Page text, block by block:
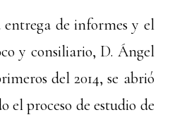
de informes y el
y consiliario, D. Ángel
del 2014, se abrió
el proceso de estudio de